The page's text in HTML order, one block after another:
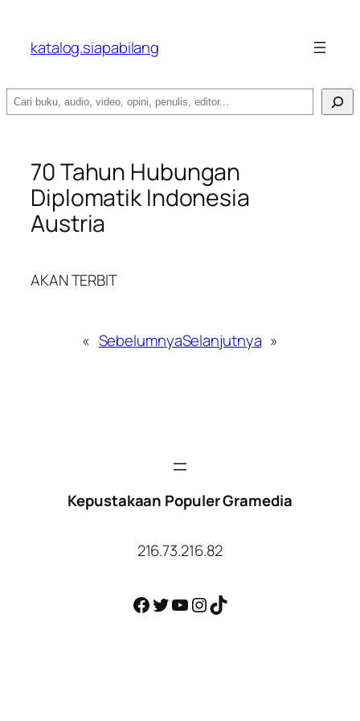
katalog.siapabilang
Search
70 Tahun Hubungan
Diplomatik Indonesia
Austria
AKAN TERBIT
« SebelumnyaSelanjutnya »
Kepustakaan Populer Gramedia
216.73.216.82
Facebook
Twitter
YouTube
Instagram
TikTok